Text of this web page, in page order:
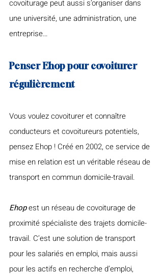
covoiturage peut aussi s’organiser dans
une université, une administration, une
entreprise…
Penser Ehop pour covoiturer
régulièrement
Vous voulez covoiturer et connaître
conducteurs et covoitureurs potentiels,
pensez Ehop ! Créé en 2002, ce service de
mise en relation est un véritable réseau de
transport en commun domicile-travail.
Ehop est un réseau de covoiturage de
proximité spécialiste des trajets domicile-
travail. C’est une solution de transport
pour les salariés en emploi, mais aussi
pour les actifs en recherche d’emploi,